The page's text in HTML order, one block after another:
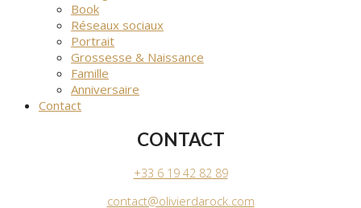
Book
Réseaux sociaux
Portrait
Grossesse & Naissance
Famille
Anniversaire
Contact
CONTACT
+33 6 19 42 82 89
contact@olivierdarock.com